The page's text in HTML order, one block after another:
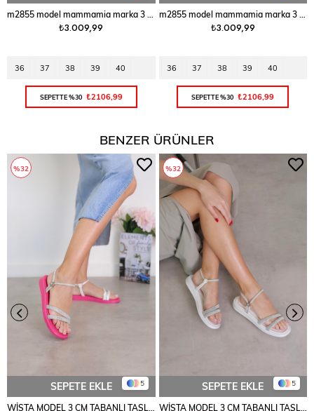
₺3.009,99
36 37 38 39 40
SEPETTE %30 ₺2106,99
₺3.009,99
36 37 38 39 40
SEPETTE %30 ₺2106,99
BENZER ÜRÜNLER
5
SEPETE EKLE
%32
5
SEPETE EKLE
%32